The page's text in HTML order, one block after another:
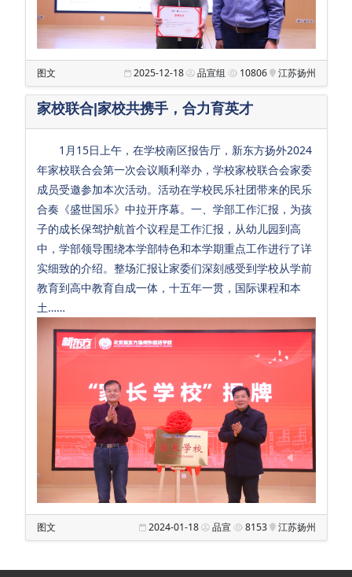
支
持
生
活
保
党
团
工
会
招
生
招
聘
Sub Main
天
星
幼
图文 2025-12-18 品宣组 10806 江苏扬州
家校联合|家校共携手，合力育英才
1月15日上午，在学校南区报告厅，新东方扬外2024
年家校联合会第一次会议顺利举办，学校家校联合会家委
成员受邀参加本次活动。活动在学校民乐社团带来的民乐
合奏《盛世国乐》中拉开序幕。一、学部工作汇报，为孩
子的成长保驾护航首个议程是工作汇报，从幼儿园到高
中，学部领导围绕本学部特色和本学期重点工作进行了详
实细致的介绍。整场汇报让家委们深刻感受到学校从学前
教育到高中教育自成一体，十五年一贯，国际课程和本
土……
图文 2024-01-18 品宣 8153 江苏扬州